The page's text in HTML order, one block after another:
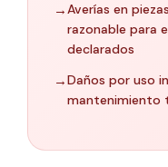
→Averías en
razonable para
declarados
→Daños por uso
mantenimiento